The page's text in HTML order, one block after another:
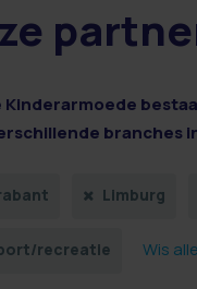
branches
Limburg
recreatie Wis